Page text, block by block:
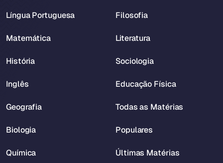
Língua Portuguesa
Matemática
História
Inglês
Geografia
Biologia
Química
Filosofia
Literatura
Sociologia
Educação Física
Todas as Matérias
Populares
Últimas Matérias